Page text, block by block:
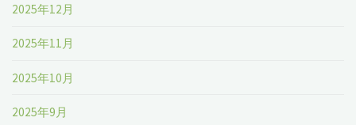
2025年12月
2025年11月
2025年10月
2025年9月